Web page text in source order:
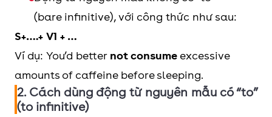
(bare infinitive), với công thức như sau:
S+….+ V1 + …
Ví dụ: You’d better not consume excessive
amounts of caffeine before sleeping.
2. Cách dùng động từ nguyên mẫu có “to”
(to infinitive)